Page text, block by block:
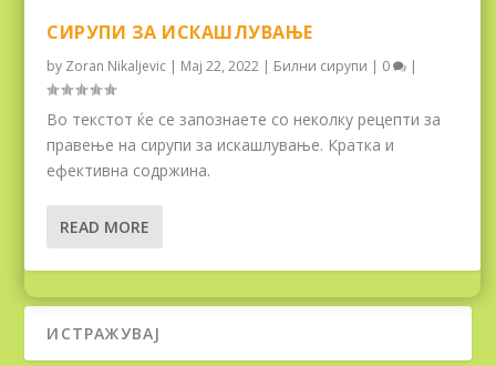
СИРУПИ ЗА ИСКАШЛУВАЊЕ
by Zoran Nikaljevic | Мај 22, 2022 | Билни сирупи | 0 |
Во текстот ќе се запознаете со неколку рецепти за
правење на сирупи за искашлување. Кратка и
ефективна содржина.
READ MORE